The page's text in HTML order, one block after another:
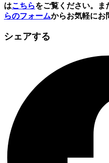
はこちらをご覧ください。ま
らのフォームからお気軽にお
シェアする